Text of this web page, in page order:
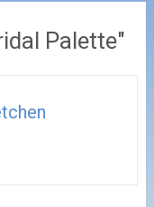
Palette"